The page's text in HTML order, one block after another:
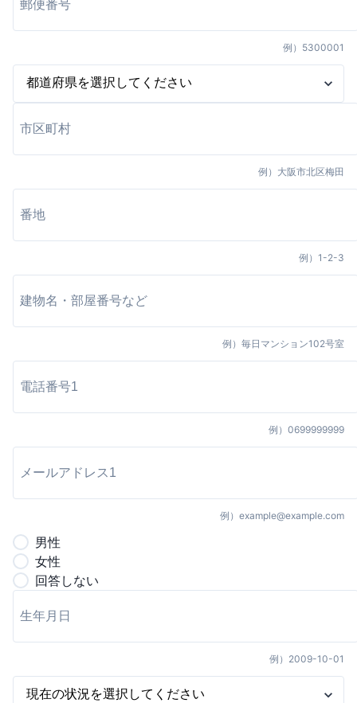
例） 5300001
例） 大阪市北区梅田
例） 1-2-3
例） 毎日マンション102号室
例） 0699999999
例） example@example.com
男性
女性
回答しない
例） 2009-10-01